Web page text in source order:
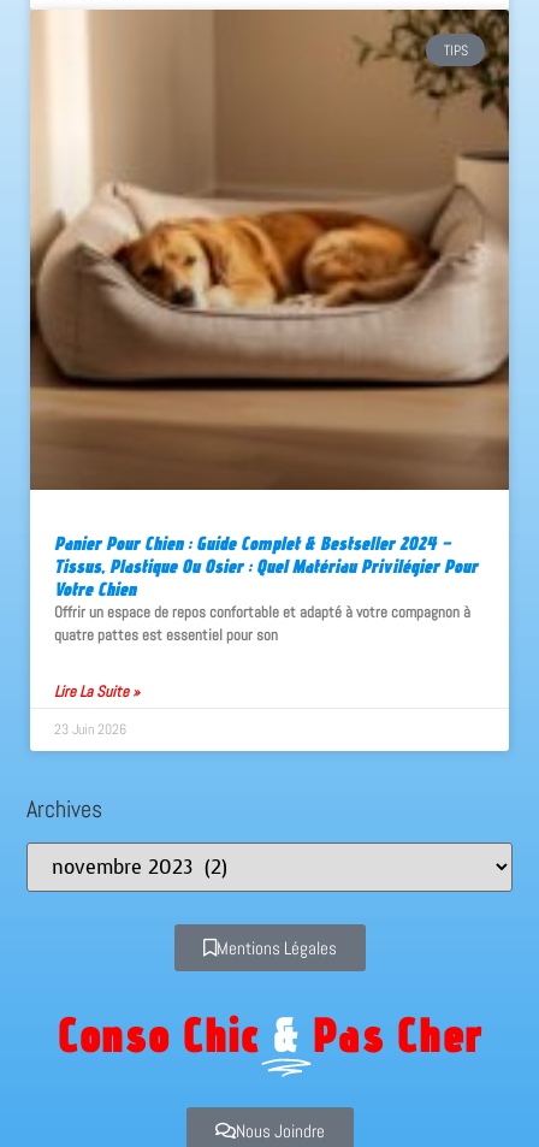
TIPS
Panier Pour Chien : Guide Complet & Bestseller 2024 –
Tissus, Plastique Ou Osier : Quel Matériau Privilégier Pour
Votre Chien
Offrir un espace de repos confortable et adapté à votre compagnon à
quatre pattes est essentiel pour son
Lire La Suite »
23 Juin 2026
Archives
Mentions Légales
Conso Chic & Pas Cher
Nous Joindre